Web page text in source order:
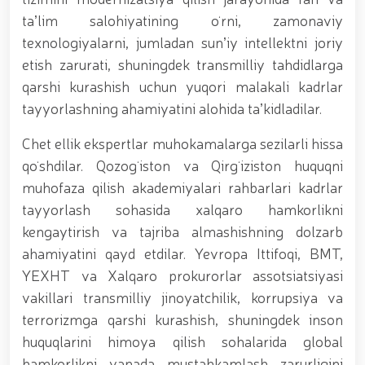
yodgorlik majmuasi poyiga gul qoʻyishib, ularning
xotirasiga hurmat bajo keltirishdi / / O‘zbekiston
Respublikasi Prezidentining “O‘zbekiston
Respublikasi Qurolli Kuchlari tashkil etilganining 34
yilligi hamda Vatan himoyachilari kuni munosabati
bilan harbiy xizmatchilar va huquqni muhofaza qilish
organlari xodimlaridan bir guruhini mukofotlash
Mirziyoyev Xavfsizlik kengashining kengaytirilgan
yig‘ilishini o‘tkazdi / / Prezident Shavkat Mirziyoyev
Toshkent shahri Yunusobod tumanida barpo etilgan
yirik quvvatli kogeneratsiya markazi faoliyati bilan
tanishdi / / Moliya, ilg‘or texnologiyalar, madaniyat
va turizmning yirik markaziga aylanib borayotgan
Toshkent dunyoning zamonaviy megapolislari
andozasi asosida yanada rivojlantiriladi / / Ma'naviy-
ma'rifiy seminar-trening o‘tkazildi / /
Qoraqalpogʻiston Respublikasida gvardiyachilar
tomonidan, Qizil kitobga kiritilgan oʻsimlikni
noqonuniy ravishda olib ketayotgan shaxs qo'lga
olindi / / Toshkent shahrida gvardiyachilar
tomonidan sertifikatlanmagan pirotexnika vositalari
taʼlim salohiyatining oʻrni, zamonaviy
texnologiyalarni, jumladan sunʼiy intellektni joriy
etish zarurati, shuningdek transmilliy tahdidlarga
qarshi kurashish uchun yuqori malakali kadrlar
tayyorlashning ahamiyatini alohida taʼkidladilar.
Chet ellik ekspertlar muhokamalarga sezilarli hissa
qoʻshdilar. Qozogʻiston va Qirgʻiziston huquqni
muhofaza qilish akademiyalari rahbarlari kadrlar
tayyorlash sohasida xalqaro hamkorlikni
kengaytirish va tajriba almashishning dolzarb
ahamiyatini qayd etdilar. Yevropa Ittifoqi, BMT,
YEXHT va Xalqaro prokurorlar assotsiatsiyasi
vakillari transmilliy jinoyatchilik, korrupsiya va
terrorizmga qarshi kurashish, shuningdek inson
huquqlarini himoya qilish sohalarida global